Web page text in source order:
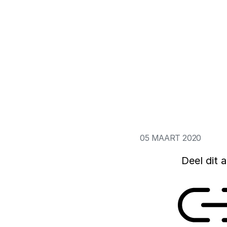
05 MAART 2020
Deel dit
Hoogte (Sabine